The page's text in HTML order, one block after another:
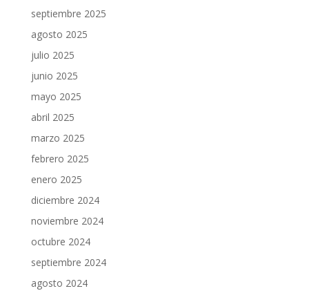
septiembre 2025
agosto 2025
julio 2025
junio 2025
mayo 2025
abril 2025
marzo 2025
febrero 2025
enero 2025
diciembre 2024
noviembre 2024
octubre 2024
septiembre 2024
agosto 2024